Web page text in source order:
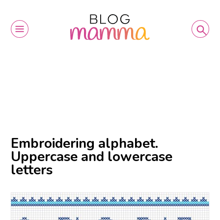
Embroidering alphabet.
Uppercase and lowercase
letters